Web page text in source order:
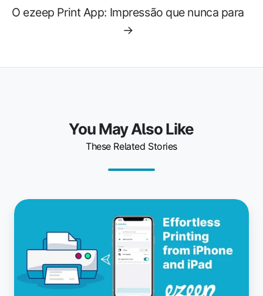
O ezeep Print App: Impressão que nunca para
→
You May Also Like
These Related Stories
Como
iPhone
iPad